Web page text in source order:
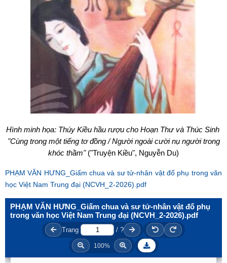
Hình minh họa: Thúy Kiều hầu rượu cho Hoạn Thư và Thúc Sinh
"Cùng trong một tiếng tơ đồng / Người ngoài cười nụ người trong
khóc thầm"("Truyện Kiều", Nguyễn Du)
PHẠM VĂN HƯNG_Giấm chua và sư tử-nhân vật đố phụ trong văn
học Việt Nam Trung đại (NCVH_2-2026).pdf